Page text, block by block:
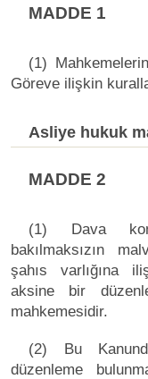
MADDE 1
(1)
Göreve ilişkin
Asliye hukuk
MADDE 2
(1) Dava
bakılmaksızın
şahıs varlığına
aksine bir
mahkemesidir.
(2) Bu
düzenleme